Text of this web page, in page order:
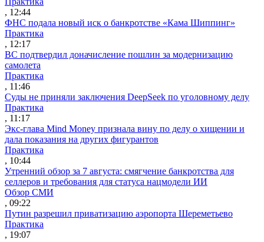
, 12:44
ФНС подала новый иск о банкротстве «Кама Шиппинг»
Практика
, 12:17
ВС подтвердил доначисление пошлин за модернизацию
самолета
Практика
, 11:46
Суды не приняли заключения DeepSeek по уголовному делу
Практика
, 11:17
Экс-глава Mind Money признала вину по делу о хищении и
дала показания на других фигурантов
Практика
, 10:44
Утренний обзор за 7 августа: смягчение банкротства для
селлеров и требования для статуса нацмодели ИИ
Обзор СМИ
, 09:22
Путин разрешил приватизацию аэропорта Шереметьево
Практика
, 19:07